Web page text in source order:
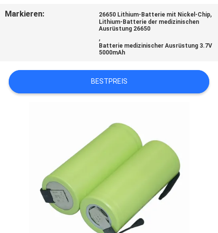
FORDERN
SITEMAP
Markieren: 26650 Lithium-Batterie mit Nickel-Chip,
Lithium-Batterie der medizinischen
Ausrüstung 26650
,
Batterie medizinischer Ausrüstung 3.7V
5000mAh
BESTPREIS